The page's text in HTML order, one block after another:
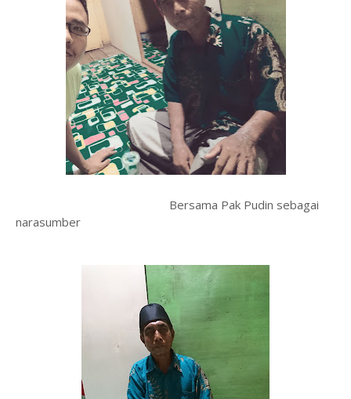
Bersama Pak Pudin sebagai
narasumber